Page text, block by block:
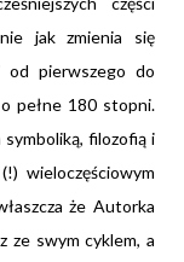
jak zmienia się
pierwszego do
pełne 180 stopni.
filozofią i
wieloczęściowym
że Autorka
ze swym cyklem, a